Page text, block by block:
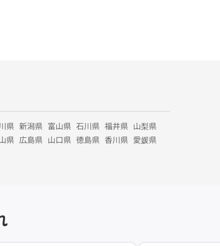
県 新潟県 富山県 石川県 福井県 山梨県
県 広島県 山口県 徳島県 香川県 愛媛県